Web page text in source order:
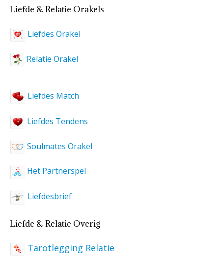
Liefde & Relatie Orakels
Liefdes Orakel
Relatie Orakel
Liefdes Match
Liefdes Tendens
Soulmates Orakel
Het Partnerspel
Liefdesbrief
Liefde & Relatie Overig
Tarotlegging Relatie